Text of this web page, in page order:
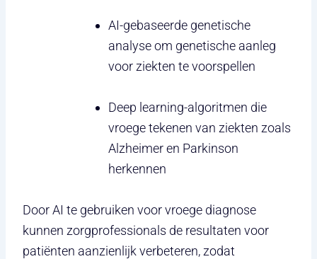
AI-gebaseerde genetische
analyse om genetische aanleg
voor ziekten te voorspellen
Deep learning-algoritmen die
vroege tekenen van ziekten zoals
Alzheimer en Parkinson
herkennen
Door AI te gebruiken voor vroege diagnose
kunnen zorgprofessionals de resultaten voor
patiënten aanzienlijk verbeteren, zodat